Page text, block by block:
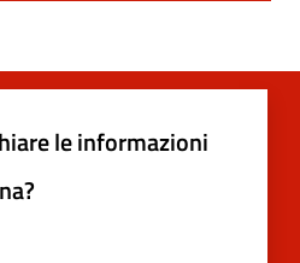
le informazioni